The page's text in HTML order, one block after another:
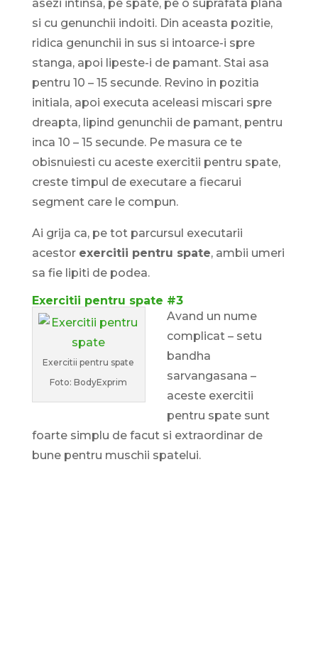
asezi intinsa, pe spate, pe o suprafata plana
si cu genunchii indoiti. Din aceasta pozitie,
ridica genunchii in sus si intoarce-i spre
stanga, apoi lipeste-i de pamant. Stai asa
pentru 10 – 15 secunde. Revino in pozitia
initiala, apoi executa aceleasi miscari spre
dreapta, lipind genunchii de pamant, pentru
inca 10 – 15 secunde. Pe masura ce te
obisnuiesti cu aceste exercitii pentru spate,
creste timpul de executare a fiecarui
segment care le compun.
Ai grija ca, pe tot parcursul executarii
acestor exercitii pentru spate, ambii umeri
sa fie lipiti de podea.
Exercitii pentru spate #3
Exercitii pentru spate
Foto: BodyExprim
Avand un nume
complicat – setu
bandha
sarvangasana –
aceste exercitii
pentru spate sunt
foarte simplu de facut si extraordinar de
bune pentru muschii spatelui.